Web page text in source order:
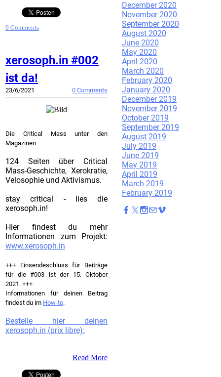
0 Comments
xerosoph.in #002
ist da!
23/6/2021 0 Comments
Die Critical Mass unter den
Magazinen
124 Seiten über Critical
Mass-Geschichte, Xerokratie,
Velosophie und Aktivismus.
stay critical - lies die
xerosoph.in!
Hier findest du mehr
Informationen zum Projekt:
www.xerosoph.in
+++ Einsendeschluss für Beiträge
für die #003 ist der 15. Oktober
2021. +++
Informationen für deinen Beitrag
findest du im How-to.
Bestelle hier deinen
xerosoph.in (prix libre):
Read More
December 2020
November 2020
September 2020
August 2020
June 2020
May 2020
April 2020
March 2020
February 2020
January 2020
December 2019
November 2019
October 2019
September 2019
August 2019
July 2019
June 2019
May 2019
April 2019
March 2019
February 2019